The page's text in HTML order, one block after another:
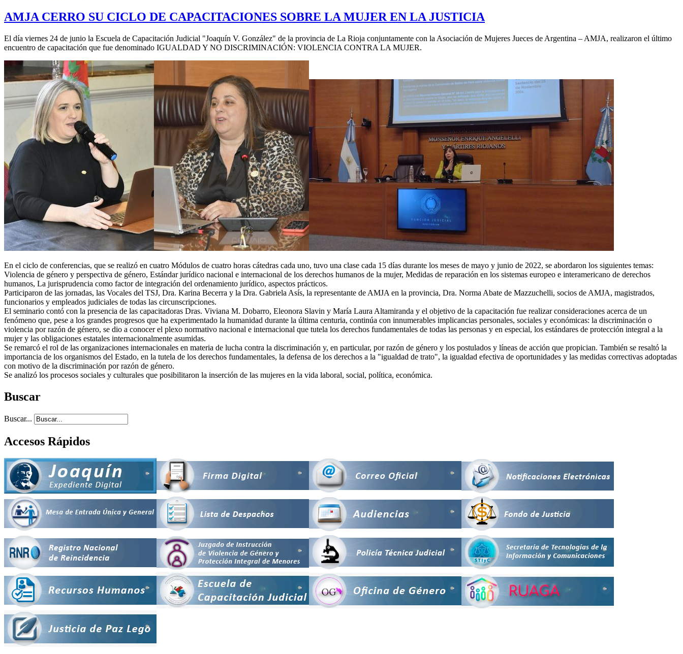
AMJA CERRO SU CICLO DE CAPACITACIONES SOBRE LA MUJER EN LA JUSTICIA
El día viernes 24 de junio la Escuela de Capacitación Judicial "Joaquín V. González" de la provincia de La Rioja conjuntamente con la Asociación de Mujeres Jueces de Argentina – AMJA, realizaron el último
encuentro de capacitación que fue denominado IGUALDAD Y NO DISCRIMINACIÓN: VIOLENCIA CONTRA LA MUJER.
En el ciclo de conferencias, que se realizó en cuatro Módulos de cuatro horas cátedras cada uno, tuvo una clase cada 15 días durante los meses de mayo y junio de 2022, se abordaron los siguientes temas:
Violencia de género y perspectiva de género, Estándar jurídico nacional e internacional de los derechos humanos de la mujer, Medidas de reparación en los sistemas europeo e interamericano de derechos
humanos, La jurisprudencia como factor de integración del ordenamiento jurídico, aspectos prácticos.
Participaron de las jornadas, las Vocales del TSJ, Dra. Karina Becerra y la Dra. Gabriela Asís, la representante de AMJA en la provincia, Dra. Norma Abate de Mazzuchelli, socios de AMJA, magistrados,
funcionarios y empleados judiciales de todas las circunscripciones.
El seminario contó con la presencia de las capacitadoras Dras. Viviana M. Dobarro, Eleonora Slavin y María Laura Altamiranda y el objetivo de la capacitación fue realizar consideraciones acerca de un
fenómeno que, pese a los grandes progresos que ha experimentado la humanidad durante la última centuria, continúa con innumerables implicancias personales, sociales y económicas: la discriminación o
violencia por razón de género, se dio a conocer el plexo normativo nacional e internacional que tutela los derechos fundamentales de todas las personas y en especial, los estándares de protección integral a la
mujer y las obligaciones estatales internacionalmente asumidas.
Se remarcó el rol de las organizaciones internacionales en materia de lucha contra la discriminación y, en particular, por razón de género y los postulados y líneas de acción que propician. También se resaltó la
importancia de los organismos del Estado, en la tutela de los derechos fundamentales, la defensa de los derechos a la "igualdad de trato", la igualdad efectiva de oportunidades y las medidas correctivas adoptadas
con motivo de la discriminación por razón de género.
Se analizó los procesos sociales y culturales que posibilitaron la inserción de las mujeres en la vida laboral, social, política, económica.
Buscar
Buscar...
Accesos Rápidos